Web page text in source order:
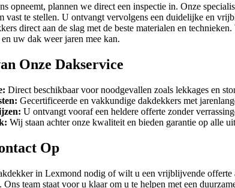
opneemt, plannen we direct een inspectie in. Onze
vast te stellen. U ontvangt vervolgens een duidelijke en
direct aan de slag met de beste materialen en
uw dak weer jaren mee kan.
Onze Dakservice
Direct beschikbaar voor noodgevallen zoals lekkages en
Gecertificeerde en vakkundige dakdekkers met
U ontvangt vooraf een heldere offerte zonder
Wij staan achter onze kwaliteit en bieden garantie op alle
Op
in Lexmond nodig of wilt u een vrijblijvende
Ons team staat voor u klaar om u te helpen met een